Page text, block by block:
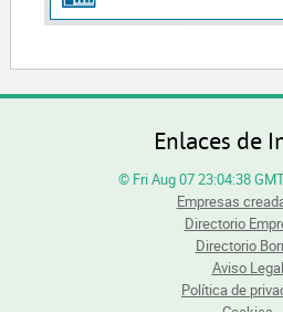
Enlaces de
© Fri Aug 07 23:04:38
Empresas
Directorio
Directorio
Aviso Legal
Política de